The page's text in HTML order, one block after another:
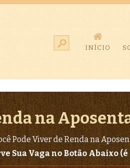
INÍCIO
na
Pode Viver de Renda na
Sua Vaga no Botão Abaixo